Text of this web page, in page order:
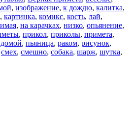
, изображение, к дождю, калитка,
, картинка, комикс, кость, лай,
, на карачках, низко, опьянение,
, прикол, приколы, примета,
, пьяница, раком, рисунок,
смех, смешно, собака, шарж, шутка,